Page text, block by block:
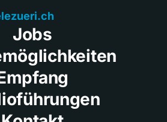
Jobs